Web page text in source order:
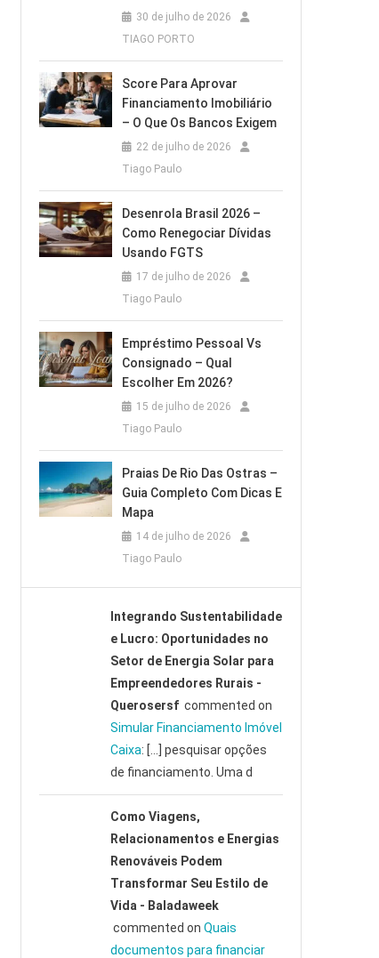
30 de julho de 2026
TIAGO PORTO
Score Para Aprovar
Financiamento Imobiliário
– O Que Os Bancos Exigem
22 de julho de 2026
Tiago Paulo
Desenrola Brasil 2026 –
Como Renegociar Dívidas
Usando FGTS
17 de julho de 2026
Tiago Paulo
Empréstimo Pessoal Vs
Consignado – Qual
Escolher Em 2026?
15 de julho de 2026
Tiago Paulo
Praias De Rio Das Ostras –
Guia Completo Com Dicas E
Mapa
14 de julho de 2026
Tiago Paulo
Integrando Sustentabilidade
e Lucro: Oportunidades no
Setor de Energia Solar para
Empreendedores Rurais -
Querosersfcommented on
Simular Financiamento Imóvel
Caixa: […] pesquisar opções
de financiamento. Uma d
Como Viagens,
Relacionamentos e Energias
Renováveis Podem
Transformar Seu Estilo de
Vida - Baladaweek
commented on Quais
documentos para financiar